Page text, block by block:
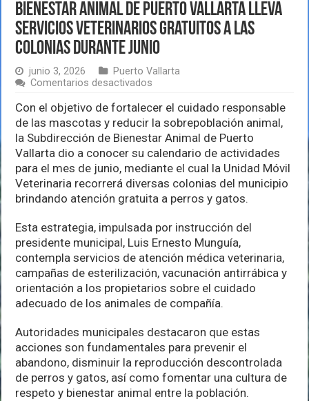
Bienestar Animal de Puerto Vallarta lleva
servicios veterinarios gratuitos a las
colonias durante junio
junio 3, 2026
Puerto Vallarta
Comentarios desactivados
Animal
de
Puerto
Vallarta
lleva
servicios
veterinarios
gratuitos
a
colonias
durante
junio
Con el objetivo de fortalecer el cuidado responsable
de las mascotas y reducir la sobrepoblación animal,
la Subdirección de Bienestar Animal de Puerto
Vallarta dio a conocer su calendario de actividades
para el mes de junio, mediante el cual la Unidad Móvil
Veterinaria recorrerá diversas colonias del municipio
brindando atención gratuita a perros y gatos.
Esta estrategia, impulsada por instrucción del
presidente municipal, Luis Ernesto Munguía,
contempla servicios de atención médica veterinaria,
campañas de esterilización, vacunación antirrábica y
orientación a los propietarios sobre el cuidado
adecuado de los animales de compañía.
Autoridades municipales destacaron que estas
acciones son fundamentales para prevenir el
abandono, disminuir la reproducción descontrolada
de perros y gatos, así como fomentar una cultura de
respeto y bienestar animal entre la población.